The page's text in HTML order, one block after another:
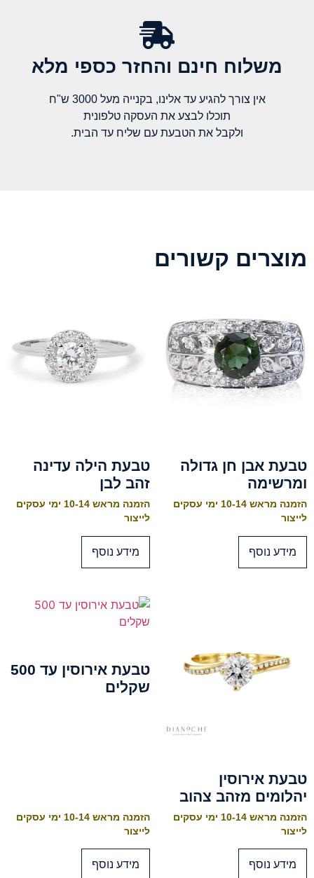
משלוח חינם והחזר כספי מלא​
אין צורך להגיע עד אלינו, בקנייה מעל 3000 ש"ח
תוכלו לבצע את העסקה טלפונית
ולקבל את הטבעת עם שליח עד הבית.
מוצרים קשורים
טבעת אבן חן גדולה
ומרשימה
הזמנה מראש 10-14 ימי עסקים
לייצור
מידע נוסף
טבעת הילה עדינה
זהב לבן
הזמנה מראש 10-14 ימי עסקים
לייצור
מידע נוסף
טבעת אירוסין
יהלומים מזהב צהוב
הזמנה מראש 10-14 ימי עסקים
לייצור
מידע נוסף
טבעת אירוסין עד 500
שקלים
הזמנה מראש 10-14 ימי עסקים
לייצור
מידע נוסף